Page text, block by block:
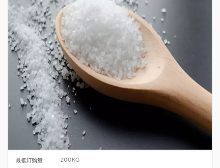
食品添加剂产品人造甜味剂糖精钠 CAS
6155-57-3
糖精钠是一种常用的合成甜味剂。
CAS号 : 6155-57-3
欧洲化学会 : 612-173-5
包裹 : 25KG/DRUM
品牌 : TOPINCHEM®
起源 : CHINA
C7H8NNaO4S
最低订购量 : 200KG